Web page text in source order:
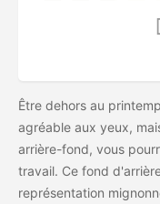
Être dehors au
agréable aux yeux,
arrière-fond, vous
travail. Ce fond
représentation